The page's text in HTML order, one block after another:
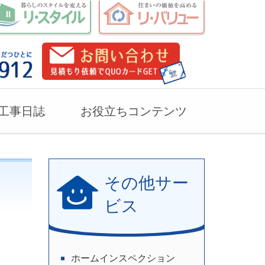
事日誌 お役立ちコンテンツ
その他サー
ビス
ホームインスペクション